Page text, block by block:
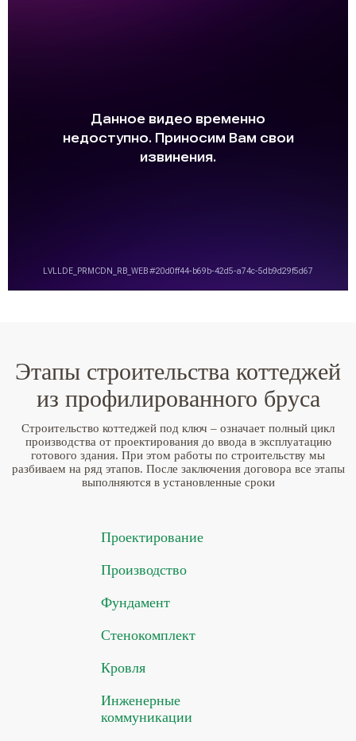
Этапы строительства коттеджей
из профилированного бруса
Строительство коттеджей под ключ – означает полный цикл
производства от проектирования до ввода в эксплуатацию
готового здания. При этом работы по строительству мы
разбиваем на ряд этапов. После заключения договора все этапы
выполняются в установленные сроки
Проектирование
Производство
Фундамент
Стенокомплект
Кровля
Инженерные
коммуникации